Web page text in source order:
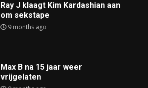
Ray J klaagt Kim Kardashian aan
om sekstape
9 months ago
Max B na 15 jaar weer
vrijgelaten